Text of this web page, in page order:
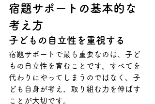
宿題サポートの基本的な
考え方
子どもの自立性を重視する
宿題サポートで最も重要なのは、子ど
もの自立性を育むことです。すべてを
代わりにやってしまうのではなく、子
ども自身が考え、取り組む力を伸ばす
ことが大切です。